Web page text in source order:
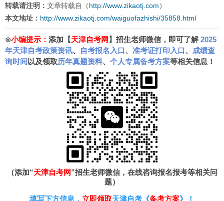
转载请注明： 文章转载自（ http://www.zikaotj.com ）
本文地址： http://www.zikaotj.com/waiguofazhishi/35858.html
⊙小编提示： 添加【天津自考网 】招生老师微信，即可了解2025
年天津自考政策资讯、 自考报名入口、 准考证打印入口、 成绩查
询时间 以及领取历年真题资料、 个人专属备考方案等相关信息！
（添加“天津自考网”招生老师微信，在线咨询报名报考等相关问
题）
填写下方信息， 立即领取天津自考《备考方案》！